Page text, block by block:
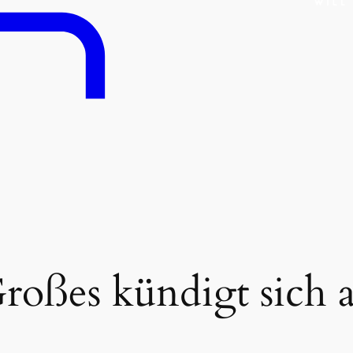
kündigt sich